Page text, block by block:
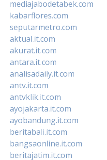
mediajabodetabek.com
kabarflores.com
seputarmetro.com
aktual.it.com
akurat.it.com
antara.it.com
analisadaily.it.com
antv.it.com
antvklik.it.com
ayojakarta.it.com
ayobandung.it.com
beritabali.it.com
bangsaonline.it.com
beritajatim.it.com